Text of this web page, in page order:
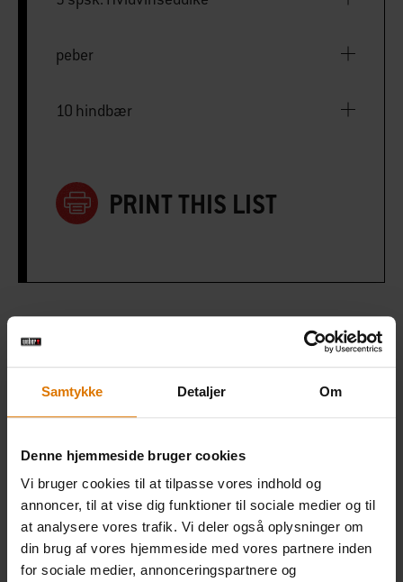
Samtykke Detaljer Om
Denne hjemmeside bruger cookies
Vi bruger cookies til at tilpasse vores indhold og
annoncer, til at vise dig funktioner til sociale medier og til
at analysere vores trafik. Vi deler også oplysninger om
din brug af vores hjemmeside med vores partnere inden
for sociale medier, annonceringspartnere og
peber
10 hindbær
PRINT THIS LIST
Anbefalet tilbehør
Røgflis af
hickory
Se
mere
Røgboks
Se
mere
Se